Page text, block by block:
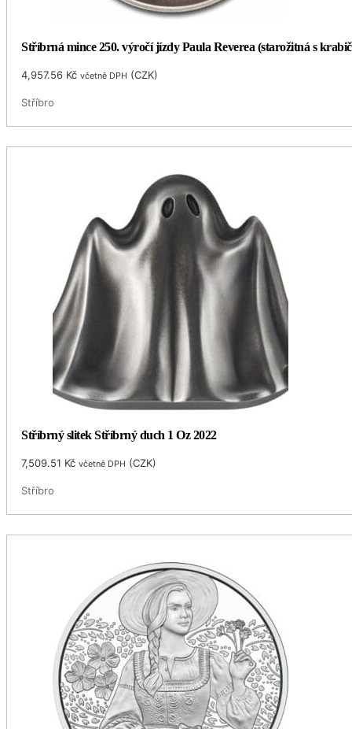
Stříbrná mince 250. výročí jízdy Paula Reverea (starožitná s
4,957.56 Kč včetně DPH (CZK)
Stříbro
Stříbrný slitek Stříbrný duch 1 Oz 2022
7,509.51 Kč včetně DPH (CZK)
Stříbro